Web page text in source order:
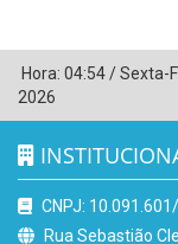
Hora: 04:54/Sexta-
2026
CNPJ:
Rua Sebastião